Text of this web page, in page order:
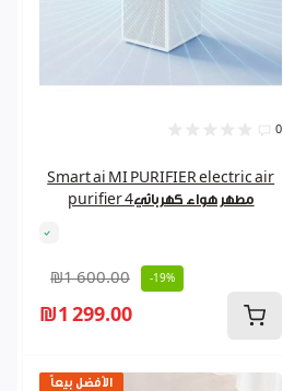
0
Smart ai MI PURIFIER electric air
purifier 4مطهر هواء كهربائي
₪1 600.00 -19%
₪1 299.00
الأفضل بيعاً